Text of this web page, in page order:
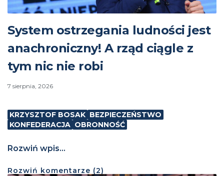
System ostrzegania ludności jest
anachroniczny! A rząd ciągle z
tym nic nie robi
7 sierpnia, 2026
KRZYSZTOF BOSAK BEZPIECZEŃSTWO
KONFEDERACJA OBRONNOŚĆ
Rozwiń wpis...
Rozwiń komentarze (2)